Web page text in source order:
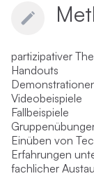
partizipativer
Handouts
Videobeispiele
Fallbeispiele
Einüben von
Erfahrungen
fachlicher